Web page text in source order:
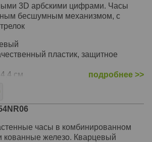
3D арбскими цифрами. Часы
бесшумным механизмом, с
пластик, защитное
см
подробнее >>
часы в комбинированном
кованные железо. Кварцевый